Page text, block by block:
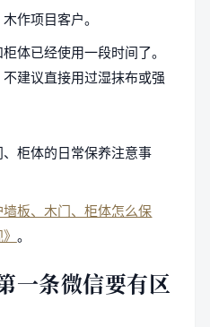
作项目客户。
体已经使用一段时间了。
建议直接用过湿抹布或强
柜体的日常保养注意事
板、木门、柜体怎么保
。
一条微信要有区